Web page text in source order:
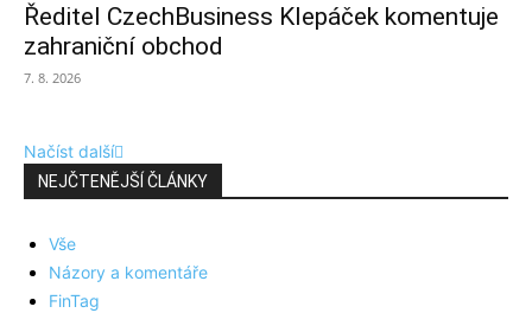
Ředitel CzechBusiness Klepáček komentuje
zahraniční obchod
7. 8. 2026
Načíst další
NEJČTENĚJŠÍ ČLÁNKY
Vše
Názory a komentáře
FinTag